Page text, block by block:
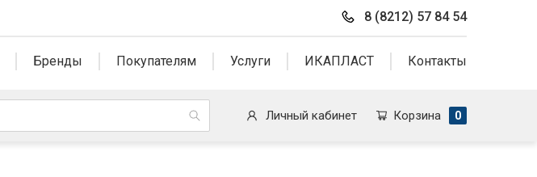
8 (8212) 57 84 54
Бренды Покупателям Услуги ИКАПЛАСТ Контакты
Личный кабинет Корзина 0